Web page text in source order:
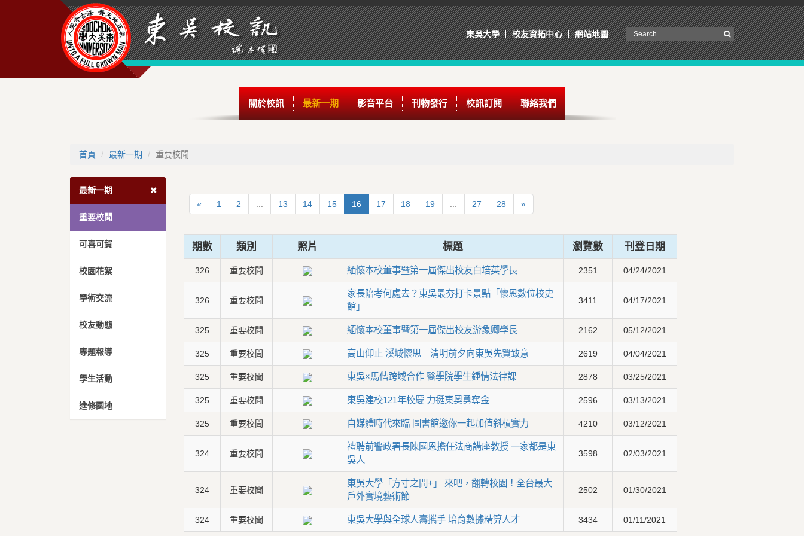
東吳大學 校友資拓中心 網站地圖
關於校訊 最新一期 影音平台 刊物發行 校訊訂閱 聯絡我們
首頁 最新一期 重要校聞
最新一期
重要校聞
可喜可賀
校園花絮
學術交流
校友動態
專題報導
學生活動
進修園地
« 1 2 13 14 15 16 17 18 19 27 28 »
期數 類別 照片 標題 瀏覽數 刊登日期
326 重要校聞 緬懷本校董事暨第一屆傑出校友白培英學長 2351 04/24/2021
326 重要校聞
家長陪考何處去？東吳最夯打卡景點「懷恩數位校史
館」
3411 04/17/2021
325 重要校聞 緬懷本校董事暨第一屆傑出校友游象卿學長 2162 05/12/2021
325 重要校聞 高山仰止 溪城懷思—清明前夕向東吳先賢致意 2619 04/04/2021
325 重要校聞 東吳×馬偕跨域合作 醫學院學生鍾情法律課 2878 03/25/2021
325 重要校聞 東吳建校121年校慶 力挺東奧勇奪金 2596 03/13/2021
325 重要校聞 自媒體時代來臨 圖書館邀你一起加值斜槓實力 4210 03/12/2021
324 重要校聞
禮聘前警政署長陳國恩擔任法商講座教授 一家都是東
吳人
3598 02/03/2021
324 重要校聞
東吳大學「方寸之間+」 來吧，翻轉校園！全台最大
戶外實境藝術節
2502 01/30/2021
324 重要校聞 東吳大學與全球人壽攜手 培育數據精算人才 3434 01/11/2021